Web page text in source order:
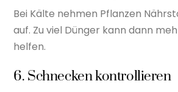
Bei Kälte nehmen Pflanzen
auf. Zu viel Dünger kann dann
helfen.
6. Schnecken kontrollieren